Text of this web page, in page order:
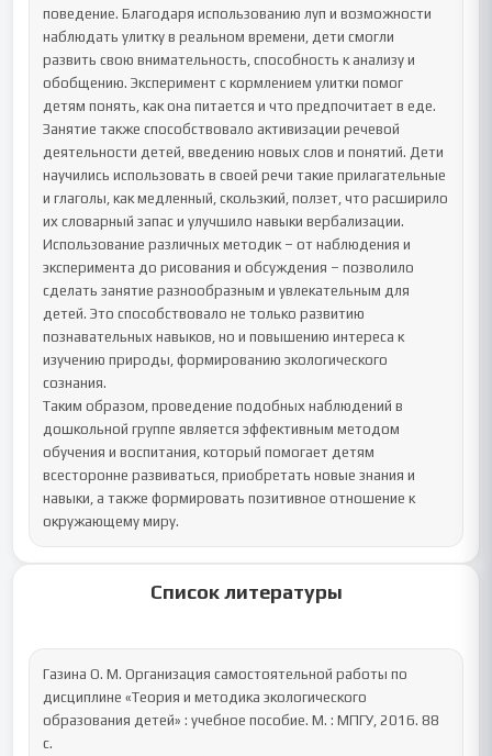
поведение. Благодаря использованию луп и возможности
наблюдать улитку в реальном времени, дети смогли
развить свою внимательность, способность к анализу и
обобщению. Эксперимент с кормлением улитки помог
детям понять, как она питается и что предпочитает в еде.
Занятие также способствовало активизации речевой
деятельности детей, введению новых слов и понятий. Дети
научились использовать в своей речи такие прилагательные
и глаголы, как медленный, скользкий, ползет, что расширило
их словарный запас и улучшило навыки вербализации.
Использование различных методик – от наблюдения и
эксперимента до рисования и обсуждения – позволило
сделать занятие разнообразным и увлекательным для
детей. Это способствовало не только развитию
познавательных навыков, но и повышению интереса к
изучению природы, формированию экологического
сознания.
Таким образом, проведение подобных наблюдений в
дошкольной группе является эффективным методом
обучения и воспитания, который помогает детям
всесторонне развиваться, приобретать новые знания и
навыки, а также формировать позитивное отношение к
окружающему миру.
Список литературы
Газина О. М. Организация самостоятельной работы по
дисциплине «Теория и методика экологического
образования детей» : учебное пособие. М. : МПГУ, 2016. 88
с.